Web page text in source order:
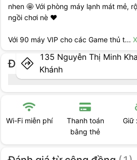
nhen 🤩 Với phòng máy lạnh mát mẻ,
ngồi chơi nè ❤️
Với 90 máy VIP cho các Game thủ t...
Địa điểm cụ thể
135 Nguyễn Thị Minh
Khánh
Chỗ
Thanh toán
Giữ xe máy